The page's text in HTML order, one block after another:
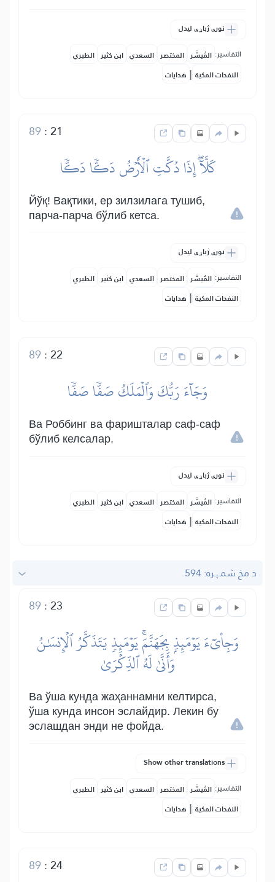
نورې ژباړې لیدل
التفاسير: المُيسَّر المختصر السعدي ابن كثير الطبري
النفحات المكية | هدايات
21
:
89
كَلَّآۖ إِذَا دُكَّتِ ٱلۡأَرۡضُ دَكّٗا دَكّٗا
Йўқ! Вақтики, ер зилзилага тушиб,
парча-парча бўлиб кетса.
نورې ژباړې لیدل
التفاسير: المُيسَّر المختصر السعدي ابن كثير الطبري
النفحات المكية | هدايات
22
:
89
وَجَآءَ رَبُّكَ وَٱلۡمَلَكُ صَفّٗا صَفّٗا
Ва Роббинг ва фаришталар саф-саф
бўлиб келсалар.
نورې ژباړې لیدل
التفاسير: المُيسَّر المختصر السعدي ابن كثير الطبري
النفحات المكية | هدايات
د مخ شمېره: 594
23
:
89
وَجِاْيٓءَ يَوۡمَئِذِۭ بِجَهَنَّمَۚ يَوۡمَئِذٖ يَتَذَكَّرُ ٱلۡإِنسَٰنُ
وَأَنَّىٰ لَهُ ٱلذِّكۡرَىٰ
Ва ўша кунда жаҳаннамни келтирса,
ўша кунда инсон эслайдир. Лекин бу
эслашдан энди не фойда.
Show other translations
التفاسير: المُيسَّر المختصر السعدي ابن كثير الطبري
النفحات المكية | هدايات
24
:
89